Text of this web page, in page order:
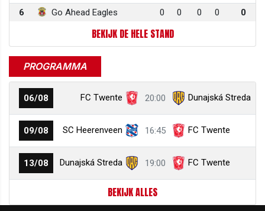
6
Go Ahead Eagles 0 0 0 0 0
BEKIJK DE HELE STAND
PROGRAMMA
06/08 FC Twente 20:00 Dunajská Streda
09/08 SC Heerenveen 16:45 FC Twente
13/08 Dunajská Streda 19:00 FC Twente
BEKIJK ALLES